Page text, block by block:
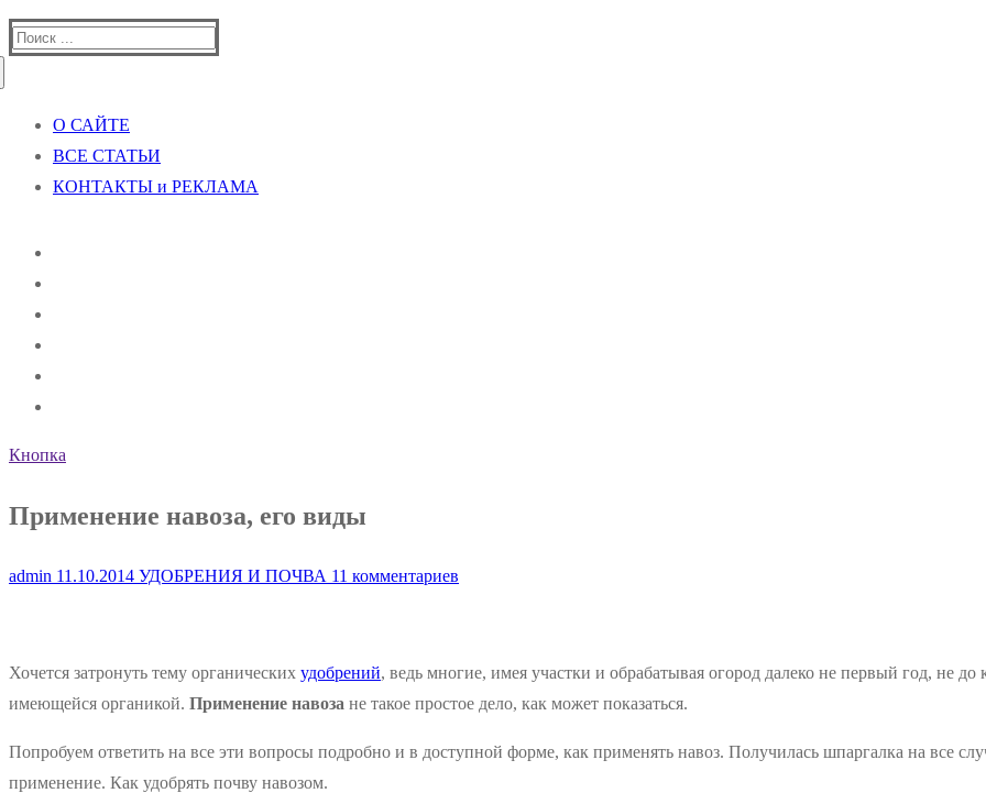
Найти:
О САЙТЕ
ВСЕ СТАТЬИ
КОНТАКТЫ и РЕКЛАМА
Кнопка
Применение навоза, его виды
admin 11.10.2014 УДОБРЕНИЯ И ПОЧВА 11 комментариев
Хочется затронуть тему органических удобрений, ведь многие, имея участки и обрабатывая огород далеко не первый год, не до
имеющейся органикой. Применение навоза не такое простое дело, как может показаться.
Попробуем ответить на все эти вопросы подробно и в доступной форме, как применять навоз. Получилась шпаргалка на все
применение. Как удобрять почву навозом.